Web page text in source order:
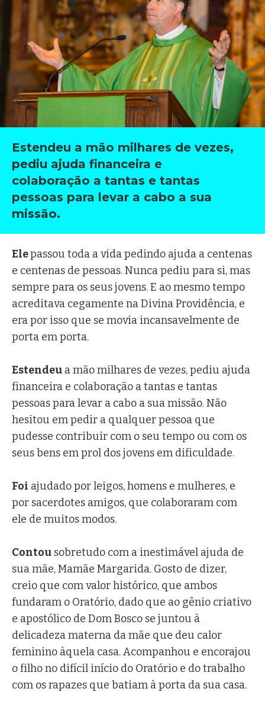
Estendeu a mão milhares de vezes,
pediu ajuda financeira e
colaboração a tantas e tantas
pessoas para levar a cabo a sua
missão.
Elepassou toda a vida pedindo ajuda a centenas
e centenas de pessoas. Nunca pediu para si, mas
sempre para os seus jovens. E ao mesmo tempo
acreditava cegamente na Divina Providência, e
era por isso que se movia incansavelmente de
porta em porta.
Estendeu a mão milhares de vezes, pediu ajuda
financeira e colaboração a tantas e tantas
pessoas para levar a cabo a sua missão. Não
hesitou em pedir a qualquer pessoa que
pudesse contribuir com o seu tempo ou com os
seus bens em prol dos jovens em dificuldade.
Foi ajudado por leigos, homens e mulheres, e
por sacerdotes amigos, que colaboraram com
ele de muitos modos.
Contou sobretudo com a inestimável ajuda de
sua mãe, Mamãe Margarida. Gosto de dizer,
creio que com valor histórico, que ambos
fundaram o Oratório, dado que ao gênio criativo
e apostólico de Dom Bosco se juntou à
delicadeza materna da mãe que deu calor
feminino àquela casa. Acompanhou e encorajou
o filho no difícil início do Oratório e do trabalho
com os rapazes que batiam à porta da sua casa.